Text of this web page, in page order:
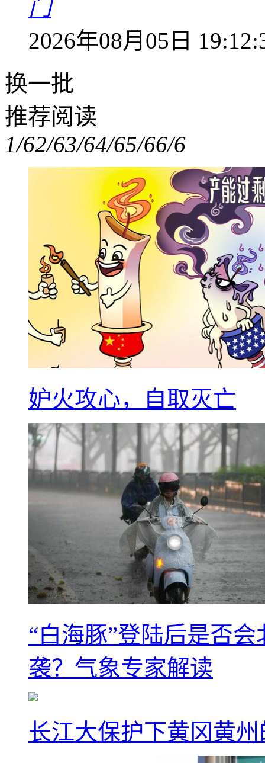
门
2026年08月05日
换一批
推荐阅读
1/62/63/64/65/66/6
妒火攻心，自取灭亡
“白海豚”登陆后是否
袭？气象专家解读
长江大保护下黄冈黄